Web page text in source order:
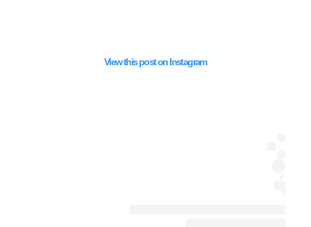
View this post on Instagram